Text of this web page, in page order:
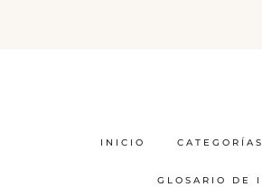
INICIO CATEGORÍAS
GLOSARIO DE